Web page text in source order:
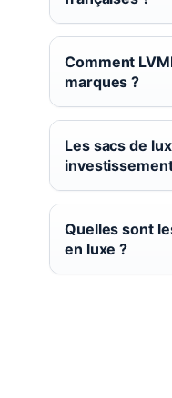
Comment
marques ?
Les sacs de
Quelles sont
en luxe ?